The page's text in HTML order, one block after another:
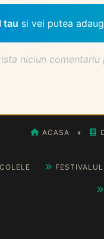
tau si vei putea
niciun
ACASA ♦